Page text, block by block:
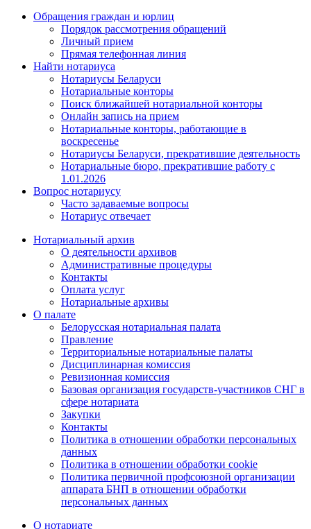
Обращения граждан и юрлиц
Порядок рассмотрения обращений
Личный прием
Прямая телефонная линия
Найти нотариуса
Нотариусы Беларуси
Нотариальные конторы
Поиск ближайшей нотариальной конторы
Онлайн запись на прием
Нотариальные конторы, работающие в
воскресенье
Нотариусы Беларуси, прекратившие деятельность
Нотариальные бюро, прекратившие работу с
1.01.2026
Вопрос нотариусу
Часто задаваемые вопросы
Нотариус отвечает
Нотариальный архив
О деятельности архивов
Административные процедуры
Контакты
Оплата услуг
Нотариальные архивы
О палате
Белорусская нотариальная палата
Правление
Территориальные нотариальные палаты
Дисциплинарная комиссия
Ревизионная комиссия
Базовая организация государств-участников СНГ в
сфере нотариата
Закупки
Контакты
Политика в отношении обработки персональных
данных
Политика в отношении обработки cookie
Политика первичной профсоюзной организации
аппарата БНП в отношении обработки
персональных данных
О нотариате